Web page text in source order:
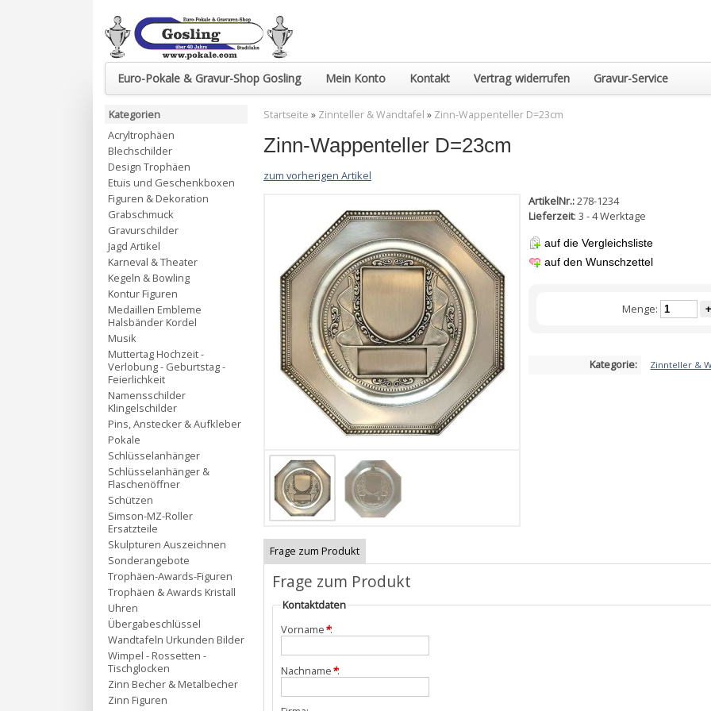
Euro-Pokale & Gravur-Shop Gosling Mein Konto Kontakt Vertrag widerrufen Gravur-Service
Startseite » Zinnteller & Wandtafel » Zinn-Wappenteller D=23cm
Zinn-Wappenteller D=23cm
zum vorherigen Artikel
ArtikelNr.:278-1234
Lieferzeit: 3 - 4 Werktage
auf die Vergleichsliste
auf den Wunschzettel
Menge: +
Kategorie: Zinnteller &
Frage zum Produkt
Frage zum Produkt
Kontaktdaten
Vorname*:
Nachname*:
Kategorien
Acryltrophäen
Blechschilder
Design Trophäen
Etuis und Geschenkboxen
Figuren & Dekoration
Grabschmuck
Gravurschilder
Jagd Artikel
Karneval & Theater
Kegeln & Bowling
Kontur Figuren
Medaillen Embleme
Halsbänder Kordel
Musik
Muttertag Hochzeit -
Verlobung - Geburtstag -
Feierlichkeit
Namensschilder
Klingelschilder
Pins, Anstecker & Aufkleber
Pokale
Schlüsselanhänger
Schlüsselanhänger &
Flaschenöffner
Schützen
Simson-MZ-Roller
Ersatzteile
Skulpturen Auszeichnen
Sonderangebote
Trophäen-Awards-Figuren
Trophäen & Awards Kristall
Uhren
Übergabeschlüssel
Wandtafeln Urkunden Bilder
Wimpel - Rossetten -
Tischglocken
Zinn Becher & Metalbecher
Zinn Figuren